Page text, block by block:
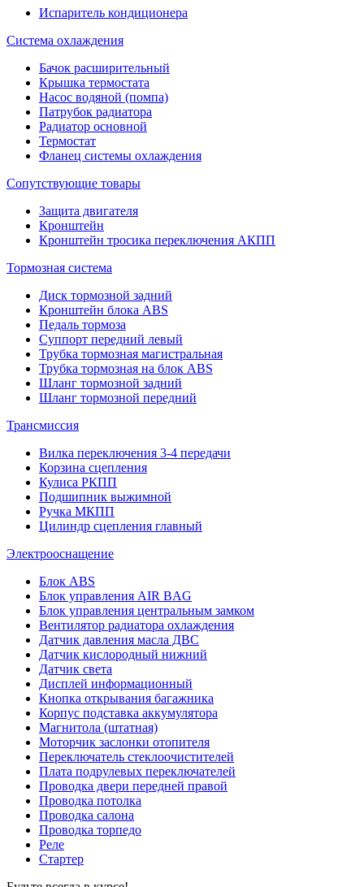
Испаритель кондиционера
Система охлаждения
Бачок расширительный
Крышка термостата
Насос водяной (помпа)
Патрубок радиатора
Радиатор основной
Термостат
Фланец системы охлаждения
Сопутствующие товары
Защита двигателя
Кронштейн
Кронштейн тросика переключения АКПП
Тормозная система
Диск тормозной задний
Кронштейн блока ABS
Педаль тормоза
Суппорт передний левый
Трубка тормозная магистральная
Трубка тормозная на блок ABS
Шланг тормозной задний
Шланг тормозной передний
Трансмиссия
Вилка переключения 3-4 передачи
Корзина сцепления
Кулиса РКПП
Подшипник выжимной
Ручка МКПП
Цилиндр сцепления главный
Электрооснащение
Блок ABS
Блок управления AIR BAG
Блок управления центральным замком
Вентилятор радиатора охлаждения
Датчик давления масла ДВС
Датчик кислородный нижний
Датчик света
Дисплей информационный
Кнопка открывания багажника
Корпус подставка аккумулятора
Магнитола (штатная)
Моторчик заслонки отопителя
Переключатель стеклоочистителей
Плата подрулевых переключателей
Проводка двери передней правой
Проводка потолка
Проводка салона
Проводка торпедо
Реле
Стартер